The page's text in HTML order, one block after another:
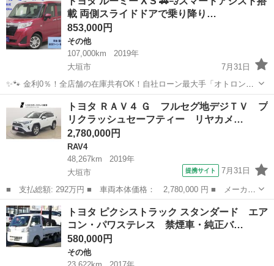
ワンオーナ－ エアロ 横滑り防止システム 盗難防止装置 オート
クルーズ...
載 両側スライドドアで乗り降り…
853,000円
その他
107,000km
2019年
大垣市
7月31日
✨🐾 金利0％！全店舗の在庫共有OK！自社ローン最大手「オトロン」
🐾✨ こんなお悩みはありませんか？🤔 ✅ 勤続年数が短い ✅ パー
ト・アルバイト勤務 ✅ 派遣社員・自営業 ✅ 専業主婦（主夫） ✅ 自
己破産...
岐阜 その他
トヨタ ＲＡＶ４ Ｇ フルセグ地デジＴＶ プ
リクラッシュセーフティー リヤカメ…
2,780,000円
RAV4
48,267km
2019年
大垣市
提携サイト 7月31日
■ 支払総額: 292万円 ■ 車両本体価格： 2,780,000 円 ■ メーカー
名： トヨタ ■ 車種名： ＲＡＶ４ ■ グレード名： Ｇ フルセ
グ地デジＴＶ プリクラッシュセーフティー リヤカメラ 横滑り防
止 ワンオ...
岐阜 大垣市 RAV4
トヨタ ピクシストラック スタンダード エア
コン・パワステレス 禁煙車・純正バ…
580,000円
その他